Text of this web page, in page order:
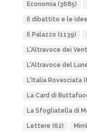
Economia(3685)
Il dibattito e le idee
Il Palazzo (1139)
L'Altravoce dei
L'Altravoce del
L'Italia Rovesciata
La Card di
La Sfogliatella di
Lettere (62) Mimì